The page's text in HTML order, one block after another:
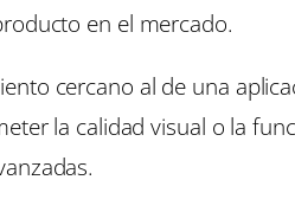
en el mercado.
cercano al de una
la calidad visual o la